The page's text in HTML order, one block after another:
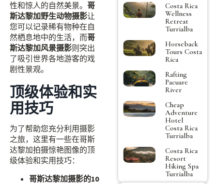
性和惊人的自然美景。 哥
斯达黎加野生动物摄影让
您可以记录稀有物种在自
然栖息地中的生活，而哥
斯达黎加风景摄影则突出
了吸引世界各地游客的戏
剧性景观。
顶级体验和实
用技巧
为了帮助您充分利用摄影
之旅，这里有一些在哥斯
达黎加拍摄惊艳图像的顶
级体验和实用技巧：
哥斯达黎加摄影的10
Costa Rica
Wellness
Retreat
Turrialba
Horseback
Tours Costa
Rica
Rafting
Pacuare
River
Cheap
Adventure
Hotel
Costa Rica
Turrialba
Costa Rica
Resort
Hiking Spa
Turrialba